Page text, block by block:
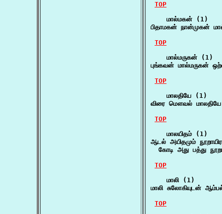
TOP
    மால்மகன் (1)
பிதாமகன் நான்முகன்
TOP
    மால்மருகன் (1)
புங்கவன் மால்மருகன்
TOP
    மாலதியே (1)
விரை மௌவல்
TOP
    மாலயிதம் (1)
ஆடல் அயிதமும்
கோடி அது பத்து
TOP
    மாலி (1)
மாலி சுலோகியுடன்
TOP